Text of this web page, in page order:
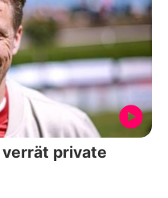
private